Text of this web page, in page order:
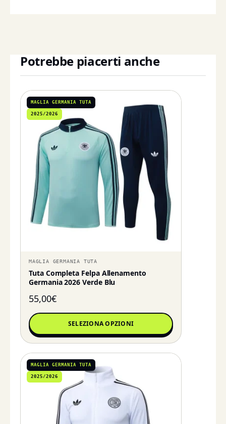
Potrebbe piacerti anche
MAGLIA GERMANIA TUTA
2025/2026
MAGLIA GERMANIA TUTA
Tuta Completa Felpa Allenamento
Germania 2026 Verde Blu
55,00€
SELEZIONA OPZIONI
MAGLIA GERMANIA TUTA
2025/2026